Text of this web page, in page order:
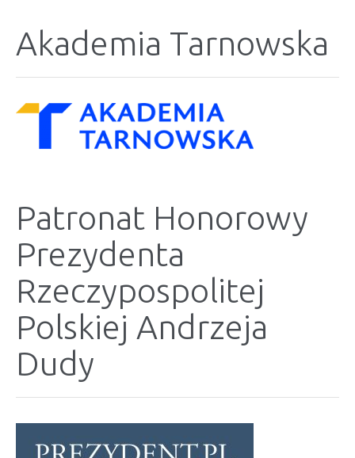
Akademia Tarnowska
Patronat Honorowy
Prezydenta
Rzeczypospolitej
Polskiej Andrzeja
Dudy